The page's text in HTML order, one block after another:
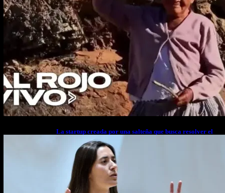
La startup creada por una salteña que busca resolver el
estrés financiero en Latinoamérica